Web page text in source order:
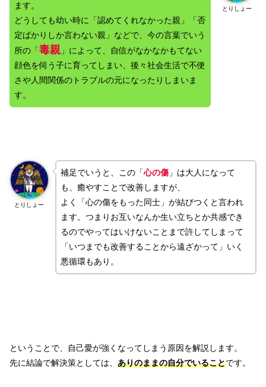
とりしょー
ます。
どうしても幼い時に「認めてくれなかった親」「否
定ばかりしか言わない親」などで、今の言葉でいう
所の「毒親 」によって、自信がなかなかもてない
顔色を伺う子に育ってしまい、後々社会生活で不便
さや人間関係のトラブルの元になったりしまいま
す。
とりしょー
補足でいうと、この「心の傷」は大人になって
も、癒やすことで改善しますが、
よく「心の傷をもった同士」が結びつくと言われ
ます。つまりお互いなんか生い立ちとか共感でき
るのでやってはいけないことまで許してしまって
「いつまでも改善することから遠ざかって」いく
悪循環もあり。
ということで、自己愛が強くなってしまう原因を解説します。
先に結論で解決策としては、 ありのままの自分でいることです。